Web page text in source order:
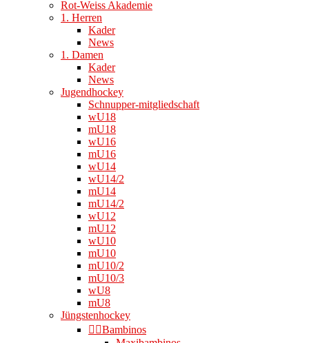
Rot-Weiss Akademie
1. Herren
Kader
News
1. Damen
Kader
News
Jugendhockey
Schnupper-mitgliedschaft
wU18
mU18
wU16
mU16
wU14
wU14/2
mU14
mU14/2
wU12
mU12
wU10
mU10
mU10/2
mU10/3
wU8
mU8
Jüngstenhockey
👉🏻Bambinos